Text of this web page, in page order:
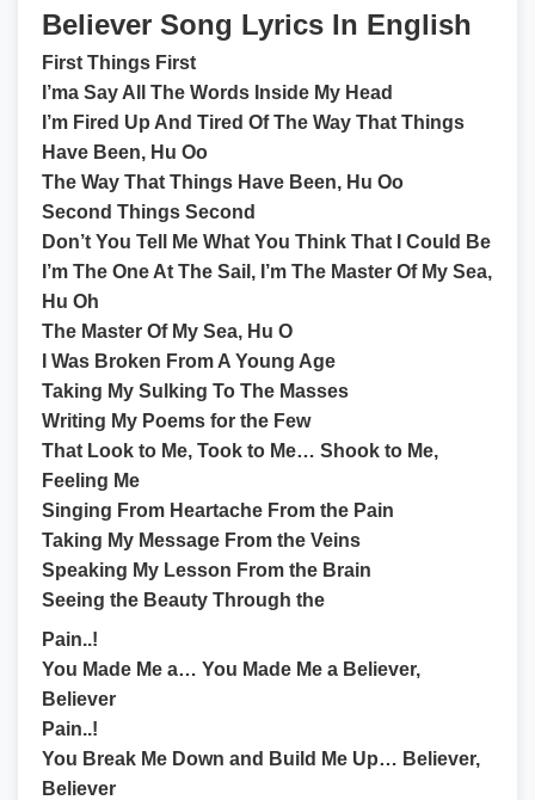
Believer Song Lyrics In English
First Things First
I’ma Say All The Words Inside My Head
I’m Fired Up And Tired Of The Way That Things
Have Been, Hu Oo
The Way That Things Have Been, Hu Oo
Second Things Second
Don’t You Tell Me What You Think That I Could Be
I’m The One At The Sail, I’m The Master Of My Sea,
Hu Oh
The Master Of My Sea, Hu O
I Was Broken From A Young Age
Taking My Sulking To The Masses
Writing My Poems for the Few
That Look to Me, Took to Me… Shook to Me,
Feeling Me
Singing From Heartache From the Pain
Taking My Message From the Veins
Speaking My Lesson From the Brain
Seeing the Beauty Through the
Pain..!
You Made Me a… You Made Me a Believer,
Believer
Pain..!
You Break Me Down and Build Me Up… Believer,
Believer